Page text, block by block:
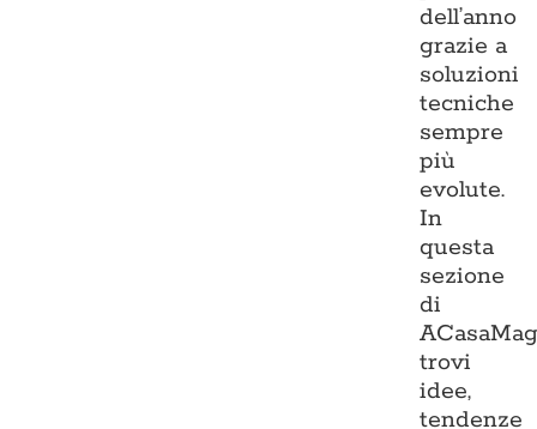
dell’anno
grazie a
soluzioni
tecniche
sempre
più
evolute.
In
questa
sezione
di
trovi
idee,
tendenze